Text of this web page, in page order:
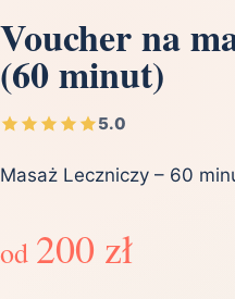
Voucher na
(60 minut)
5.0
Masaż Leczniczy – 60
od 200 zł